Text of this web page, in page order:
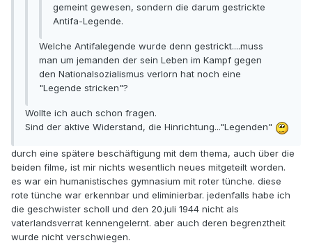
gemeint gewesen, sondern die darum gestrickte
Antifa-Legende.
Welche Antifalegende wurde denn gestrickt....muss
man um jemanden der sein Leben im Kampf gegen
den Nationalsozialismus verlorn hat noch eine
"Legende stricken"?
Wollte ich auch schon fragen.
Sind der aktive Widerstand, die Hinrichtung..."Legenden"
durch eine spätere beschäftigung mit dem thema, auch über die
beiden filme, ist mir nichts wesentlich neues mitgeteilt worden.
es war ein humanistisches gymnasium mit roter tünche. diese
rote tünche war erkennbar und eliminierbar. jedenfalls habe ich
die geschwister scholl und den 20.juli 1944 nicht als
vaterlandsverrat kennengelernt. aber auch deren begrenztheit
wurde nicht verschwiegen.